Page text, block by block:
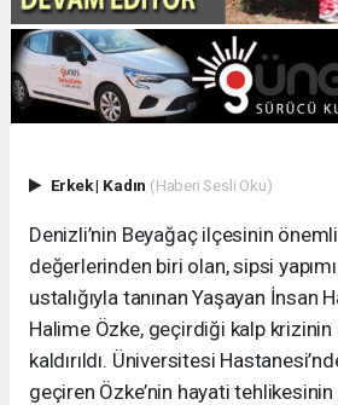
Erkek| Kadın (Haberi Sesli Oku)
Denizli’nin Beyağaç ilçesinin
değerlerinden biri olan, sipsi
ustalığıyla tanınan Yaşayan İnsan
Halime Özke, geçirdiği kalp krizinin
kaldırıldı. Üniversitesi
geçiren Özke’nin hayati